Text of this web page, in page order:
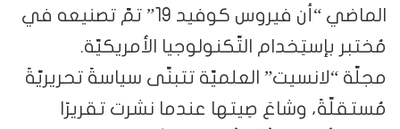
الماضي “أن فيروس كوفيد 19” تمّ تصنيعه في
مُختبر بإستِخدام التّكنولوجيا الأمريكيّة.
مجلّة “لانسيت” العلميّة تتبنّى سياسةً تحريريّةً
مُستقلّةً، وشاعَ صِيتها عندما نشرت تقريرًا